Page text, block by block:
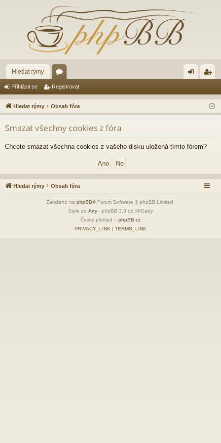
Hledat rýmy
ór
a lá
sit
ist
ro
Přihlásit se Registrovat
Hledat rýmy Obsah fóra
Smazat všechny cookies z fóra
Chcete smazat všechna cookies z vašeho disku uložená tímto fórem?
Hledat rýmy Obsah fóra
Založeno na phpBB® Forum Software © phpBB Limited
Style od Arty - phpBB 3.3 od MrGaby
Český překlad – phpBB.cz
PRIVACY_LINK | TERMS_LINK